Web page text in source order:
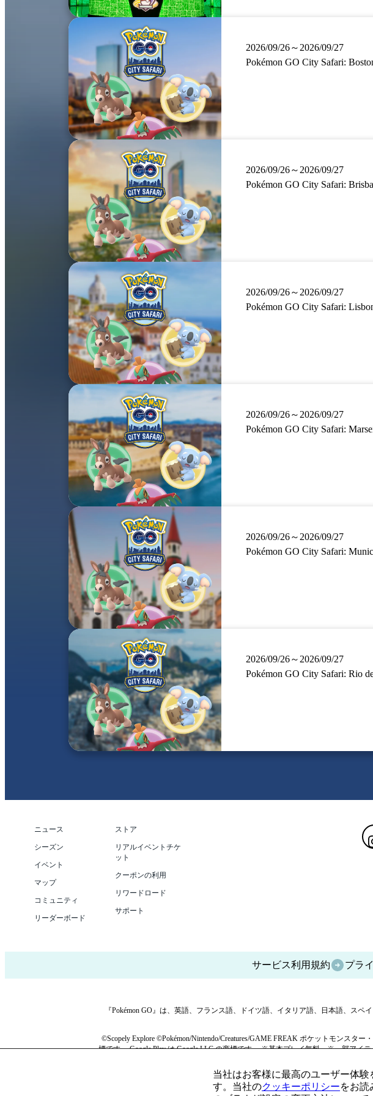
2026/09/26～2026/09/27
Pokémon GO City Safari:
2026/09/26～2026/09/27
Pokémon GO City Safari:
2026/09/26～2026/09/27
Pokémon GO City Safari:
2026/09/26～2026/09/27
Pokémon GO City Safari:
2026/09/26～2026/09/27
Pokémon GO City Safari:
2026/09/26～2026/09/27
Pokémon GO City Safari: Rio
ニュース
シーズン
イベント
マップ
コミュニティ
リーダーボード
ストア
リアルイベントチケ
ット
クーポンの利用
リワードロード
サポート
サービス利用規約 プラ
『Pokémon GO』は、英語、フランス語、ドイツ語、イタリア語、日本語、ス
©Scopely Explore ©Pokémon/Nintendo/Creatures/GAME FREAK ポケットモンスタ
標です。 Google Play は Google LLC の商標です。 ※基本プレイ無料 ※一部アイ
当社はお客様に最高のユーザー体
す。当社のクッキーポリシーをお読